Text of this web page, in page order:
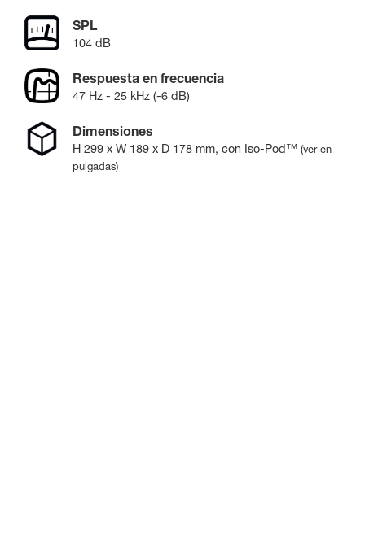
SPL
104 dB
Respuesta en frecuencia
47 Hz - 25 kHz (-6 dB)
Dimensiones
H 299 x W 189 x D 178 mm, con Iso-Pod™ (ver en
pulgadas)